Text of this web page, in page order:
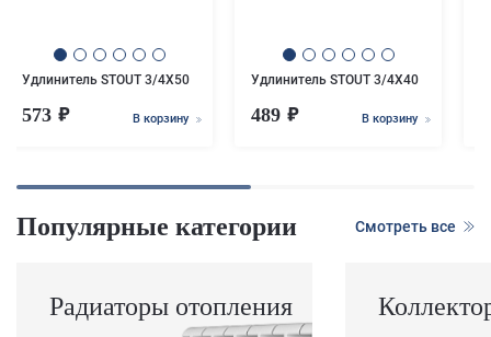
Удлинитель STOUT 3/4X50
573 В корзину
Удлинитель STOUT 3/4X40
489 В корзину
Популярные категории Смотреть все
Радиаторы отопления